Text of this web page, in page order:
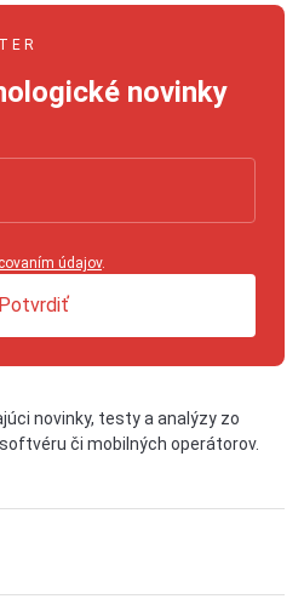
novinky
údajov.
Potvrdiť
novinky, testy a analýzy zo
či mobilných operátorov.